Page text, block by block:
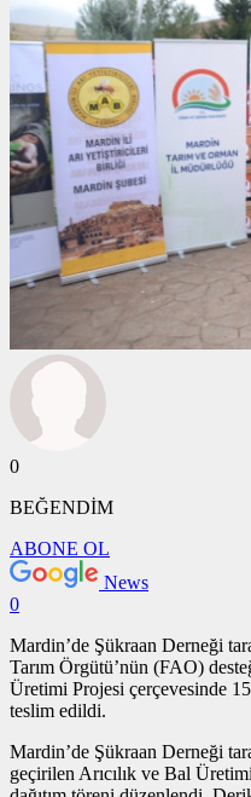
0
BEĞENDİM
ABONE OL
News
0
Mardin’de Şükraan Derneği
Tarım Örgütü’nün (FAO)
Üretimi Projesi çerçevesinde
teslim edildi.
Mardin’de Şükraan Derneği
geçirilen Arıcılık ve Bal